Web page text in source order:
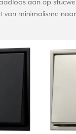
aan op
minimalisme